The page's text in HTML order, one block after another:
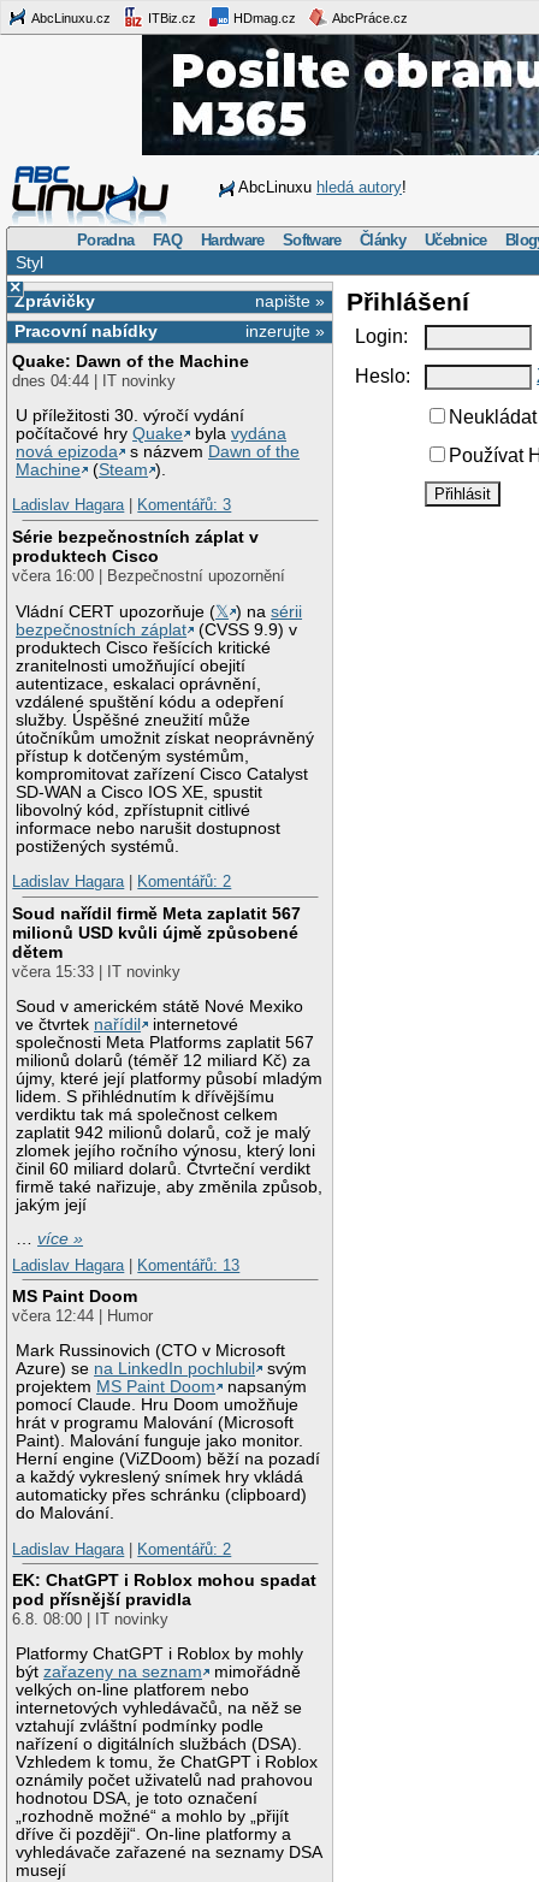
AbcLinuxu.cz ITBiz.cz HDmag.cz AbcPráce.cz
AbcLinuxu hledá autory!
Poradna FAQ Hardware Software Články Učebnice
Styl
×
napište »
Zprávičky
inzerujte »
Pracovní nabídky
Quake: Dawn of the Machine
dnes 04:44 | IT novinky
U příležitosti 30. výročí vydání
počítačové hryQuake bylavydána
nová epizoda
s názvem Dawn of the
Machine
(Steam ).
Ladislav Hagara| Komentářů: 3
Série bezpečnostních záplat v
produktech Cisco
včera 16:00 | Bezpečnostní upozornění
Vládní CERT upozorňuje (𝕏 ) nasérii
bezpečnostních záplat
(CVSS 9.9) v
produktech Cisco řešících kritické
zranitelnosti umožňující obejití
autentizace, eskalaci oprávnění,
vzdálené spuštění kódu a odepření
služby. Úspěšné zneužití může
útočníkům umožnit získat neoprávněný
přístup k dotčeným systémům,
kompromitovat zařízení Cisco Catalyst
SD-WAN a Cisco IOS XE, spustit
libovolný kód, zpřístupnit citlivé
informace nebo narušit dostupnost
postižených systémů.
Ladislav Hagara| Komentářů: 2
Soud nařídil firmě Meta zaplatit 567
milionů USD kvůli újmě způsobené
dětem
včera 15:33 | IT novinky
Soud v americkém státě Nové Mexiko
ve čtvrtek nařídil
internetové
společnosti Meta Platforms zaplatit 567
milionů dolarů (téměř 12 miliard Kč) za
újmy, které její platformy působí mladým
lidem. S přihlédnutím k dřívějšímu
verdiktu tak má společnost celkem
zaplatit 942 milionů dolarů, což je malý
zlomek jejího ročního výnosu, který loni
činil 60 miliard dolarů. Čtvrteční verdikt
firmě také nařizuje, aby změnila způsob,
jakým její
…více »
Ladislav Hagara
Komentářů: 13
MS Paint Doom
včera 12:44 | Humor
Mark Russinovich (CTO v Microsoft
Azure) se na LinkedIn pochlubil
svým
projektem MS Paint Doom
napsaným
pomocí Claude. Hru Doom umožňuje
hrát v programu Malování (Microsoft
Paint). Malování funguje jako monitor.
Herní engine (ViZDoom) běží na pozadí
a každý vykreslený snímek hry vkládá
automaticky přes schránku (clipboard)
do Malování.
Ladislav Hagara
Komentářů: 2
EK: ChatGPT i Roblox mohou spadat
pod přísnější pravidla
6.8. 08:00 | IT novinky
Platformy ChatGPT i Roblox by mohly
býtzařazeny na seznam
mimořádně
velkých on-line platforem nebo
internetových vyhledávačů, na něž se
vztahují zvláštní podmínky podle
nařízení o digitálních službách (DSA).
Vzhledem k tomu, že ChatGPT i Roblox
oznámily počet uživatelů nad prahovou
hodnotou DSA, je toto označení
„rozhodně možné“ a mohlo by „přijít
dříve či později“. On-line platformy a
vyhledávače zařazené na seznamy DSA
musejí
Přihlášení
Login:
Heslo:
Používat